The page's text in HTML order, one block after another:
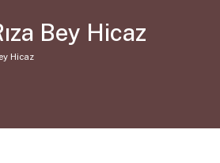
Bey Hicaz
Hicaz